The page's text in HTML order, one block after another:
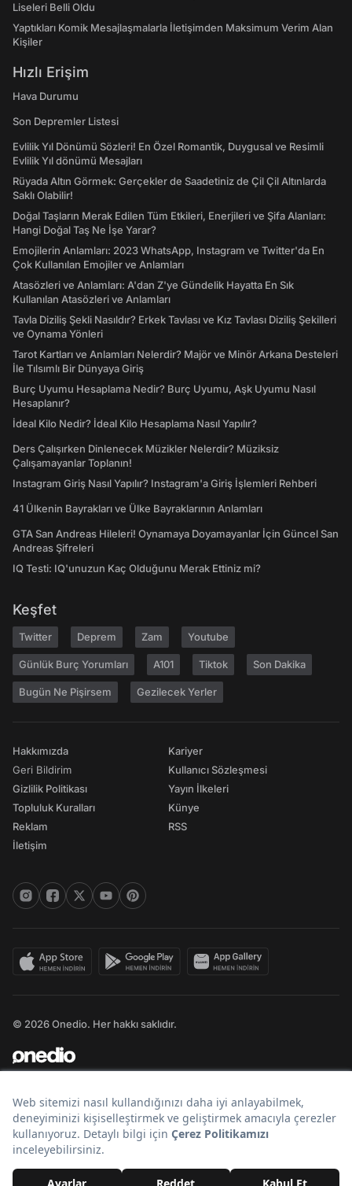
Liseleri Belli Oldu
Yaptıkları Komik Mesajlaşmalarla İletişimden Maksimum Verim Alan
Kişiler
Hızlı Erişim
Hava Durumu
Son Depremler Listesi
Evlilik Yıl Dönümü Sözleri! En Özel Romantik, Duygusal ve Resimli
Evlilik Yıl dönümü Mesajları
Rüyada Altın Görmek: Gerçekler de Saadetiniz de Çil Çil Altınlarda
Saklı Olabilir!
Doğal Taşların Merak Edilen Tüm Etkileri, Enerjileri ve Şifa Alanları:
Hangi Doğal Taş Ne İşe Yarar?
Emojilerin Anlamları: 2023 WhatsApp, Instagram ve Twitter'da En
Çok Kullanılan Emojiler ve Anlamları
Atasözleri ve Anlamları: A'dan Z'ye Gündelik Hayatta En Sık
Kullanılan Atasözleri ve Anlamları
Tavla Diziliş Şekli Nasıldır? Erkek Tavlası ve Kız Tavlası Diziliş Şekilleri
ve Oynama Yönleri
Tarot Kartları ve Anlamları Nelerdir? Majör ve Minör Arkana Desteleri
İle Tılsımlı Bir Dünyaya Giriş
Burç Uyumu Hesaplama Nedir? Burç Uyumu, Aşk Uyumu Nasıl
Hesaplanır?
İdeal Kilo Nedir? İdeal Kilo Hesaplama Nasıl Yapılır?
Ders Çalışırken Dinlenecek Müzikler Nelerdir? Müziksiz
Çalışamayanlar Toplanın!
Instagram Giriş Nasıl Yapılır? Instagram'a Giriş İşlemleri Rehberi
41 Ülkenin Bayrakları ve Ülke Bayraklarının Anlamları
GTA San Andreas Hileleri! Oynamaya Doyamayanlar İçin Güncel San
Andreas Şifreleri
IQ Testi: IQ'unuzun Kaç Olduğunu Merak Ettiniz mi?
Keşfet
Twitter Deprem Zam Youtube
Günlük Burç Yorumları A101 Tiktok Son Dakika
Bugün Ne Pişirsem Gezilecek Yerler
Hakkımızda
Geri Bildirim
Gizlilik Politikası
Topluluk Kuralları
Reklam
İletişim
Kariyer
Kullanıcı Sözleşmesi
Yayın İlkeleri
Künye
RSS
© 2026 Onedio. Her hakkı saklıdır.
Bir markasıdır.